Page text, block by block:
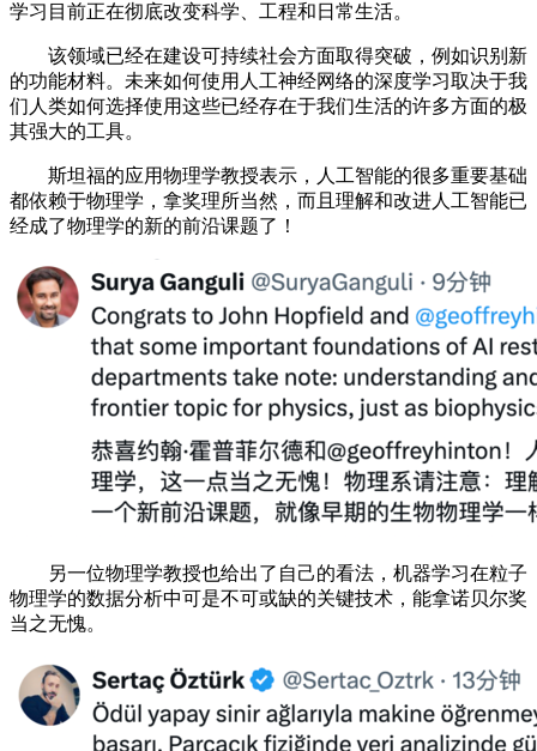
学习目前正在彻底改变科学、工程和日常生活。
该领域已经在建设可持续社会方面取得突破，例如识别新
的功能材料。未来如何使用人工神经网络的深度学习取决于我
们人类如何选择使用这些已经存在于我们生活的许多方面的极
其强大的工具。
斯坦福的应用物理学教授表示，人工智能的很多重要基础
都依赖于物理学，拿奖理所当然，而且理解和改进人工智能已
经成了物理学的新的前沿课题了！
另一位物理学教授也给出了自己的看法，机器学习在粒子
物理学的数据分析中可是不可或缺的关键技术，能拿诺贝尔奖
当之无愧。